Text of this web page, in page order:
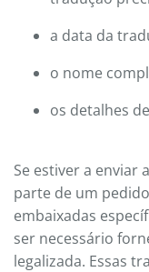
a data da
o nome
os detalhes
Se estiver a enviar
parte de um
embaixadas
ser necessário
legalizada. Essas